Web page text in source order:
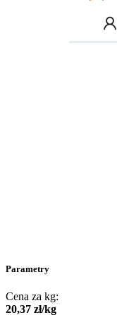
Parametry
Cena za kg:
20,37 zł/kg